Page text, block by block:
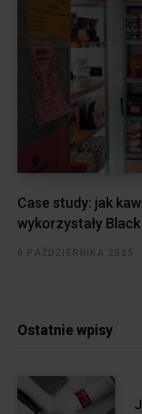
Case study: jak
wykorzystały
6 PAŹDZIERNIKA 2025
Ostatnie wpisy